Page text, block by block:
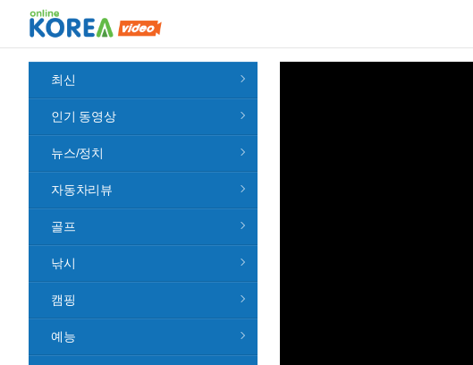
최신
인기 동영상
뉴스/정치
자동차리뷰
골프
낚시
캠핑
예능